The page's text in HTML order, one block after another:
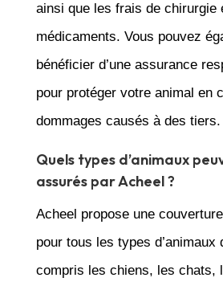
ainsi que les frais de chirurgie
médicaments. Vous pouvez
bénéficier d’une assurance
pour protéger votre animal en
dommages causés à des tiers.
Quels types d’animaux
assurés par Acheel ?
Acheel propose une
pour tous les types d’animaux
compris les chiens, les chats,